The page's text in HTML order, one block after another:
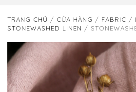
TRANG CHỦ / CỬA HÀNG / FABRIC /
STONEWASHED LINEN /